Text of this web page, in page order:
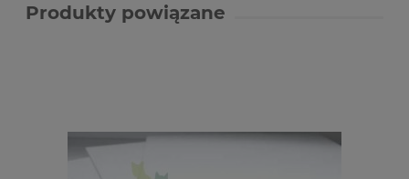
Produkty powiązane